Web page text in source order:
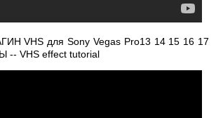
VHS для Sony Vegas Pro13 14 15 16 17
VHS effect tutorial